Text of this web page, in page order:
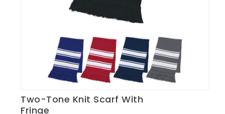
Ver Detalles
Two-Tone Knit Scarf With
Fringe